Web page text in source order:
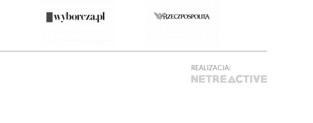
REALIZACJA: